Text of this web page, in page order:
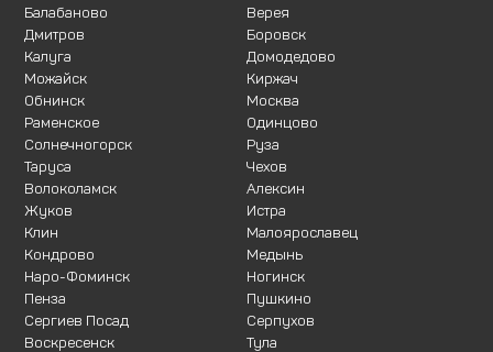
Балабаново
Дмитров
Калуга
Можайск
Обнинск
Раменское
Солнечногорск
Таруса
Верея
Боровск
Домодедово
Киржач
Москва
Одинцово
Руза
Чехов
Волоколамск
Жуков
Клин
Кондрово
Наро-Фоминск
Пенза
Сергиев Посад
Воскресенск
Алексин
Истра
Малоярославец
Медынь
Ногинск
Пушкино
Серпухов
Тула